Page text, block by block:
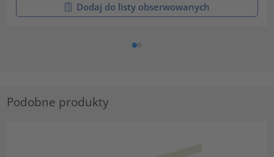
Dodaj do listy obserwowanych
Podobne produkty